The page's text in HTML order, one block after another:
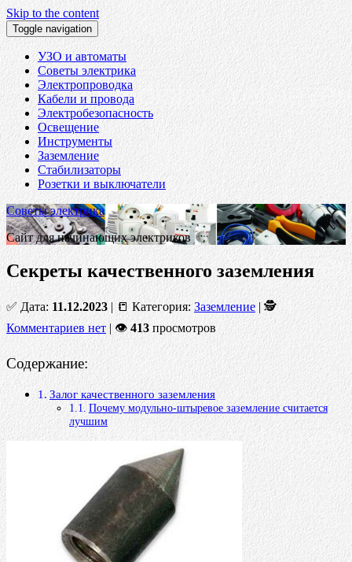
Skip to the content
Toggle navigation
УЗО и автоматы
Советы электрика
Электропроводка
Кабели и провода
Электробезопасность
Освещение
Инструменты
Заземление
Стабилизаторы
Розетки и выключатели
Советы электрика
Сайт для начинающих электриков
Секреты качественного заземления
✅ Дата: 11.12.2023 | 📒 Категория: Заземление | 🕵
Комментариев нет | 👁 413 просмотров
Содержание:
Залог качественного заземления
Почему модульно-штыревое заземление считается
лучшим